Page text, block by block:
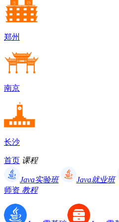
郑州
南京
长沙
首页 课程
Java实验班 Java就业班
师资 教程